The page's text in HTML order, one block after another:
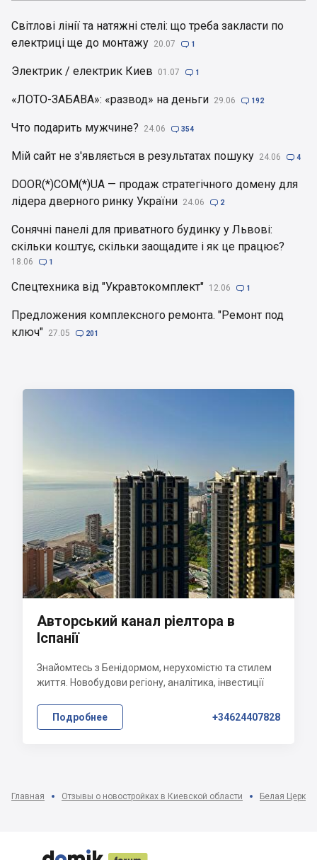
Світлові лінії та натяжні стелі: що треба закласти по
електриці ще до монтажу 20.07  1
Электрик / електрик Киев 01.07  1
«ЛОТО-ЗАБАВА»: «развод» на деньги 29.06  192
Что подарить мужчине? 24.06  354
Мій сайт не з'являється в результатах пошуку 24.06  4
DOOR(*)COM(*)UA — продаж стратегічного домену для
лідера дверного ринку України 24.06  2
Сонячні панелі для приватного будинку у Львові:
скільки коштує, скільки заощадите і як це працює?
18.06  1
Спецтехника від "Укравтокомплект" 12.06  1
Предложения комплексного ремонта. "Ремонт под
ключ" 27.05  201
Авторський канал ріелтора в
Іспанії
Знайомтесь з Бенідормом, нерухомістю та стилем
життя. Новобудови регіону, аналітика, інвестиції
Подробнее +34624407828
Главная Отзывы о новостройках в Киевской области Белая